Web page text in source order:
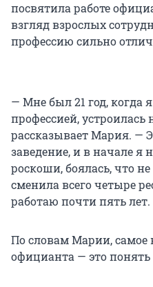
посвятила работе
взгляд взрослых
профессию сильно
— Мне был 21 год, когда
профессией, устроилась
рассказывает Мария. —
заведение, и в начале я
роскоши, боялась, что
сменила всего четыре
работаю почти пять лет.
По словам Марии, самое
официанта — это понять